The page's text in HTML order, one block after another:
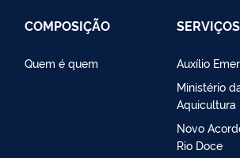
COMPOSIÇÃO
Quem é quem
SERVIÇOS
Auxílio
Ministério
Aquicultura
Novo
Rio Doce